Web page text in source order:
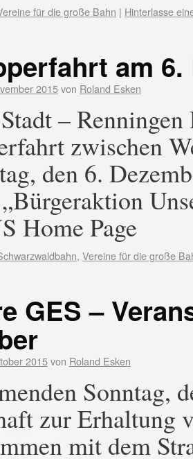
für die große Bahn | Hinterlasse
am 6.
2015von Roland Esken
–
zwischen
den 6.
Home Page
, Vereine für die große
GES –
2015von Roland Esken
Sonntag,
zur Erhaltung
mit dem